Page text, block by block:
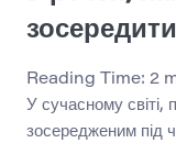
Reading Time: 2
У сучасному
зосередженим під